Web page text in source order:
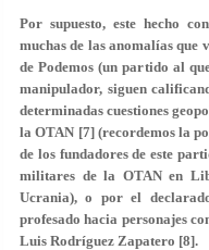
Por supuesto, este hecho
muchas de las anomalías que
de Podemos (un partido al
manipulador, siguen
determinadas cuestiones
la OTAN [7] (recordemos la
de los fundadores de este
militares de la OTAN en
Ucrania), o por el
profesado hacia personajes
Luis Rodríguez Zapatero [8].